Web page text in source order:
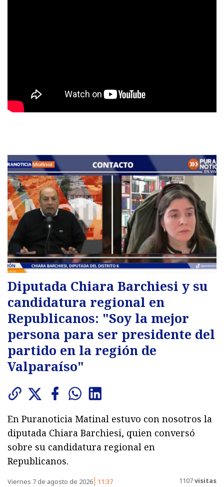
Diputada Chiara Barchiesi y su
candidatura regional en
Republicanos: "Soy la mejor
persona para ser presidente del
partido en la región de
Valparaíso"
En Puranoticia Matinal estuvo con nosotros la
diputada Chiara Barchiesi, quien conversó
sobre su candidatura regional en
Republicanos.
Viernes 7 de agosto de 2026 11:37 1107visitas